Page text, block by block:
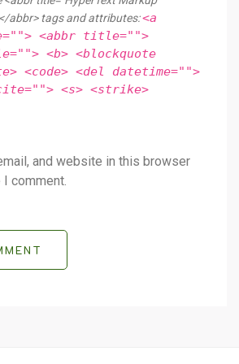
abbr> tags and attributes:<a
<abbr title="">
<b> <blockquote
<code> <del datetime="">
<s> <strike>
and website in this browser
comment.